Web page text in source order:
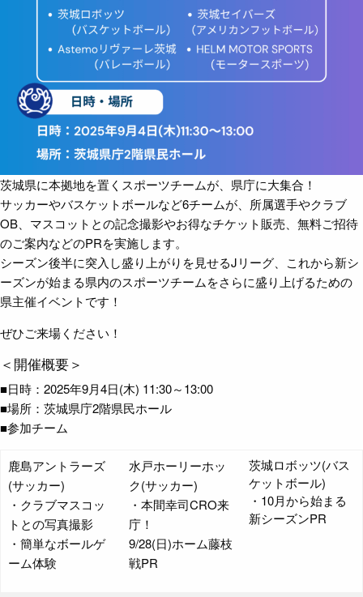
茨城県に本拠地を置くスポーツチームが、県庁に大集合！
サッカーやバスケットボールなど6チームが、所属選手やクラブ
OB、マスコットとの記念撮影やお得なチケット販売、無料ご招待
のご案内などのPRを実施します。
シーズン後半に突入し盛り上がりを見せるJリーグ、これから新シ
ーズンが始まる県内のスポーツチームをさらに盛り上げるための
県主催イベントです！
ぜひご来場ください！
＜開催概要＞
■日時：2025年9月4日(木) 11:30～13:00
■場所：茨城県庁2階県民ホール
■参加チーム
鹿島アントラーズ
(サッカー)
・クラブマスコッ
トとの写真撮影
・簡単なボールゲ
ーム体験
水戸ホーリーホッ
ク(サッカー)
・本間幸司CRO来
庁！
9/28(日)ホーム藤枝
戦PR
茨城ロボッツ(バス
ケットボール)
・10月から始まる
新シーズンPR